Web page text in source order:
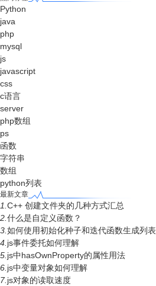
Python
java
php
mysql
js
javascript
css
c语言
server
php数组
ps
函数
字符串
数组
python列表
最新文章
1.C++ 创建文件夹的几种方式汇总
2.什么是自定义函数？
3.如何使用初始化种子和迭代函数生成列表
4.js事件委托如何理解
5.js中hasOwnProperty的属性用法
6.js中变量对象如何理解
7.js对象的读取速度